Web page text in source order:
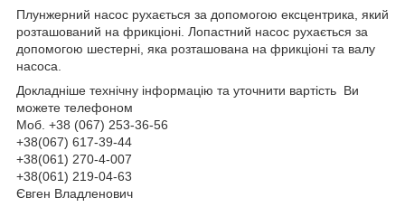
Плунжерний насос рухається за допомогою ексцентрика, який
розташований на фрикціоні. Лопастний насос рухається за
допомогою шестерні, яка розташована на фрикціоні та валу
насоса.
Докладніше технічну інформацію та уточнити вартість Ви
можете телефоном
Моб. +38 (067) 253-36-56
+38(067) 617-39-44
+38(061) 270-4-007
+38(061) 219-04-63
Євген Владленович